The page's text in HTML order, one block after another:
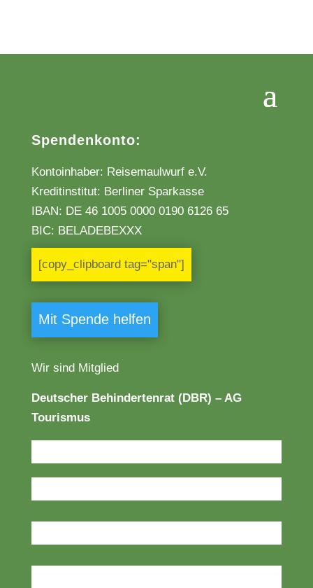
Spendenkonto:
Kontoinhaber: Reisemaulwurf e.V.
Kreditinstitut: Berliner Sparkasse
IBAN: DE 46 1005 0000 0190 6126 65
BIC: BELADEBEXXX
[copy_clipboard tag="span"]
Mit Spende helfen
Wir sind Mitglied
Deutscher Behindertenrat (DBR) – AG
Tourismus